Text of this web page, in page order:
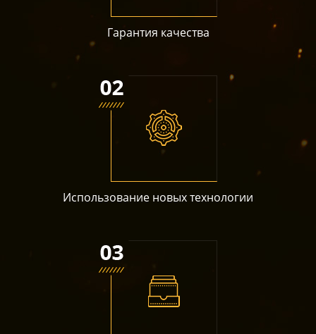
Гарантия качества
Использование новых технологии